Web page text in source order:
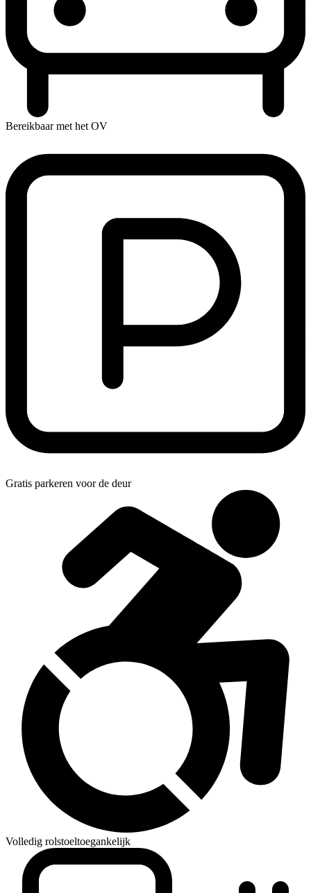
Bereikbaar met het OV
Gratis parkeren voor de deur
Volledig rolstoeltoegankelijk